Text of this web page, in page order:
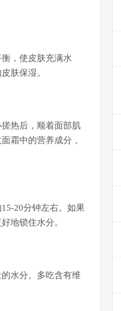
，使皮肤充满水
肤保湿。
热后，顺着面部肌
霜中的营养成分，
20分钟左右。如果
地锁住水分。
水分。多吃含有维